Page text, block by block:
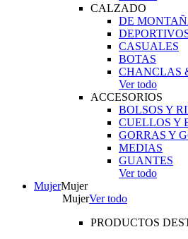
CALZADO
DE
CASUALES
BOTAS
CHANCLAS
Ver todo
ACCESORIOS
BOLSOS Y
CUELLOS Y
GORRAS Y
MEDIAS
GUANTES
Ver todo
MujerMujer
MujerVer todo
PRODUCTOS